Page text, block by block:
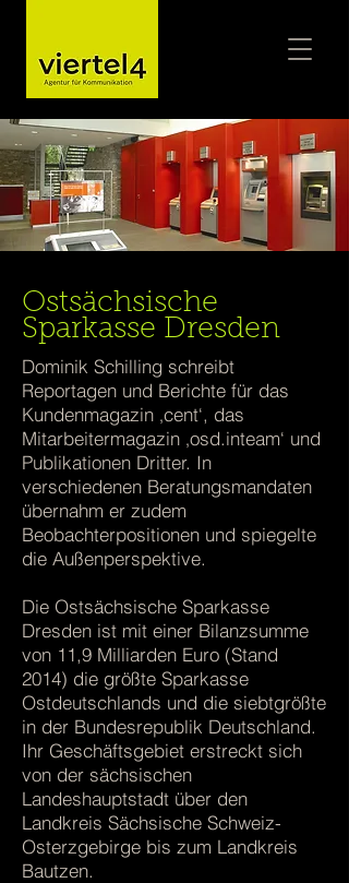
Foto: Deutscher Sparkassen- und Giroverband
Ostsächsische
Sparkasse Dresden
Dominik Schilling schreibt
Reportagen und Berichte für das
Kundenmagazin ‚cent‘, das
Mitarbeitermagazin ‚osd.inteam‘ und
Publikationen Dritter. In
verschiedenen Beratungsmandaten
übernahm er zudem
Beobachterpositionen und spiegelte
die Außenperspektive.
Die Ostsächsische Sparkasse
Dresden ist mit einer Bilanzsumme
von 11,9 Milliarden Euro (Stand
2014) die größte Sparkasse
Ostdeutschlands und die siebtgrößte
in der Bundesrepublik Deutschland.
Ihr Geschäftsgebiet erstreckt sich
von der sächsischen
Landeshauptstadt über den
Landkreis Sächsische Schweiz-
Osterzgebirge bis zum Landkreis
Bautzen.